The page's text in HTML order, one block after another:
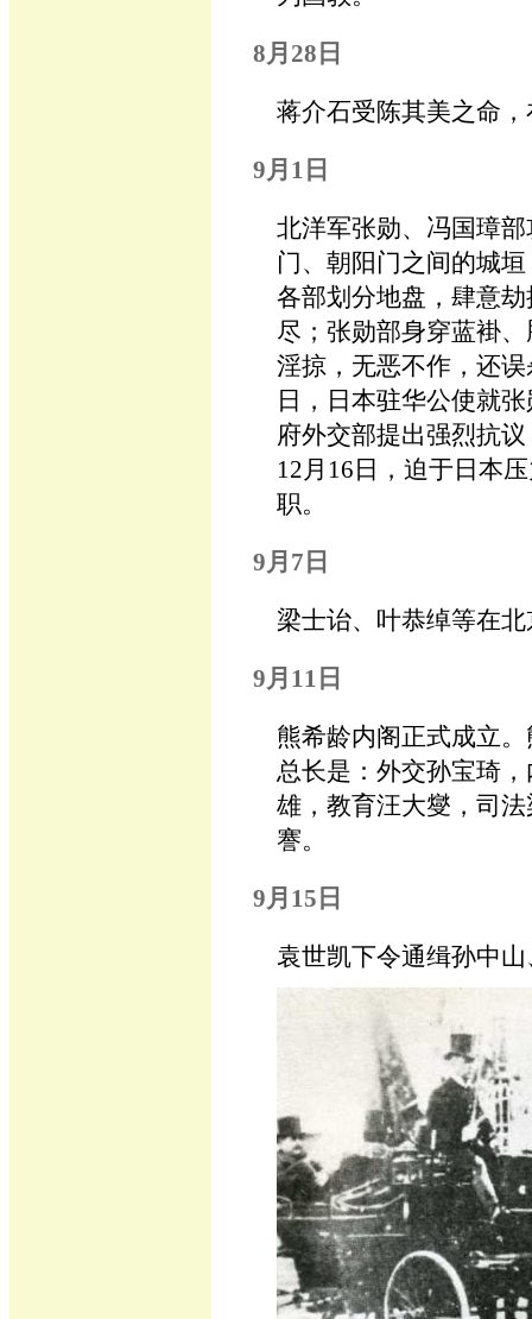
8月28日
蒋介石受陈其美之命
9月1日
北洋军张勋、冯国璋
门、朝阳门之间的城
各部划分地盘，肆意
尽；张勋部身穿蓝褂
淫掠，无恶不作，还
日，日本驻华公使就
府外交部提出强烈抗
12月16日，迫于日本
职。
9月7日
梁士诒、叶恭绰等在
9月11日
熊希龄内阁正式成立
总长是：外交孙宝琦
雄，教育汪大燮，司
謇。
9月15日
袁世凯下令通缉孙中